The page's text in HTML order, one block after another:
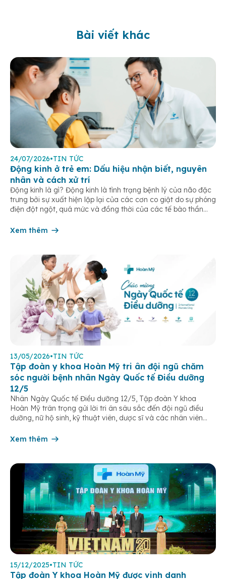
Bài viết khác
24/07/2026•TIN TỨC
Động kinh ở trẻ em: Dấu hiệu nhận biết, nguyên
nhân và cách xử trí
Động kinh là gì? Động kinh là tình trạng bệnh lý của não đặc
trưng bởi sự xuất hiện lặp lại của các cơn co giật do sự phóng
điện đột ngột, quá mức và đồng thời của các tế bào thần
Xem thêm
13/05/2026•TIN TỨC
Tập đoàn y khoa Hoàn Mỹ tri ân đội ngũ chăm
sóc người bệnh nhân Ngày Quốc tế Điều dưỡng
12/5
Nhân Ngày Quốc tế Điều dưỡng 12/5, Tập đoàn Y khoa
Hoàn Mỹ trân trọng gửi lời tri ân sâu sắc đến đội ngũ điều
dưỡng, nữ hộ sinh, kỹ thuật viên, dược sĩ và các nhân viên
âm thầm đồng hành trên […]
Xem thêm
15/12/2025•TIN TỨC
Tập đoàn Y khoa Hoàn Mỹ được vinh danh